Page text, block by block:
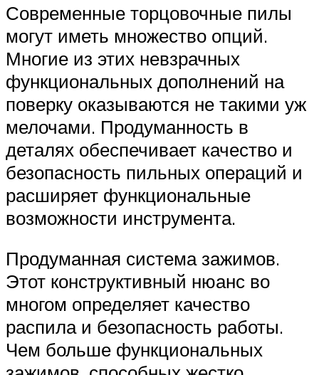
Современные торцовочные пилы
могут иметь множество опций.
Многие из этих невзрачных
функциональных дополнений на
поверку оказываются не такими уж
мелочами. Продуманность в
деталях обеспечивает качество и
безопасность пильных операций и
расширяет функциональные
возможности инструмента.
Продуманная система зажимов.
Этот конструктивный нюанс во
многом определяет качество
распила и безопасность работы.
Чем больше функциональных